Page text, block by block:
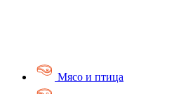
Мясо и птица